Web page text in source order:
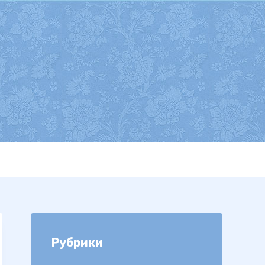
Рубрики